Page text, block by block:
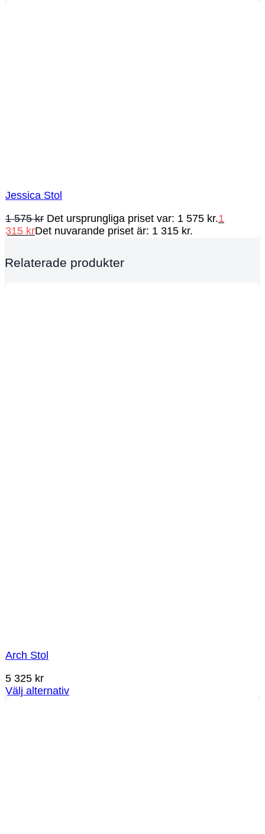
Jessica Stol
1 575kr Det ursprungliga priset var: 1 575 kr.1
315 krDet nuvarande priset är: 1 315 kr.
Relaterade produkter
Arch Stol
5 325 kr
Välj alternativ